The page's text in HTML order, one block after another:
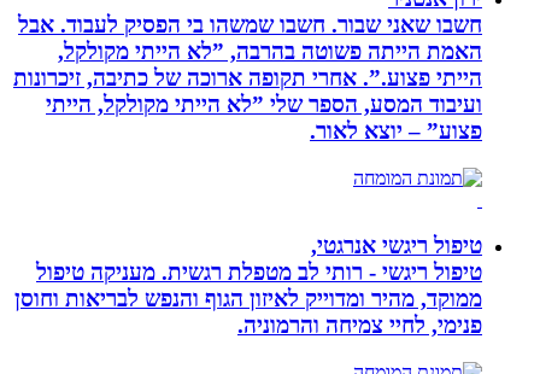
חשבו שאני שבור. חשבו שמשהו בי הפסיק לעבוד. אבל
האמת הייתה פשוטה בהרבה, ”לא הייתי מקולקל,
הייתי פצוע.”. אחרי תקופה ארוכה של כתיבה, זיכרונות
ועיבוד המסע, הספר שלי ”לא הייתי מקולקל, הייתי
פצוע” – יוצא לאור.
טיפול ריגשי אנרגטי,
טיפול ריגשי - רותי לב מטפלת רגשית. מעניקה טיפול
ממוקד, מהיר ומדוייק לאיזון הגוף והנפש לבריאות וחוסן
פנימי, לחיי צמיחה והרמוניה.